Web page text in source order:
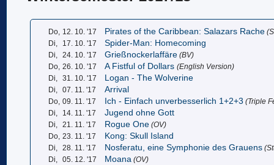
Do, 12. 10. '17 Pirates of the Caribbean: Salazars Rache
Di,
17. 10. '17 Spider-Man: Homecoming
Di, 24. 10. '17 Grießnockerlaffäre (BV)
Do, 26. 10. '17 A Fistful of Dollars(English Version)
Di, 31. 10. '17 Logan - The Wolverine
Di, 07. 11. '17 Arrival
Do, 09. 11. '17 Ich - Einfach unverbesserlich 1+2+3 (Triple
Di,
14. 11. '17 Jugend ohne Gott
Di, 21. 11. '17 Rogue One (OV)
Do, 23. 11. '17 Kong: Skull Island
Di, 28. 11. '17 Nosferatu, eine Symphonie des Grauens
Di, 05. 12. '17 Moana (OV)